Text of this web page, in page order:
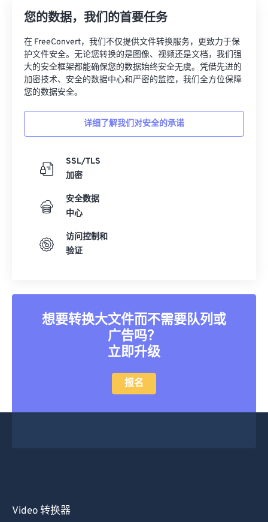
您的数据，我们的首要任务
在 FreeConvert，我们不仅提供文件转换服务，更致力于保
护文件安全。无论您转换的是图像、视频还是文档，我们强
大的安全框架都能确保您的数据始终安全无虞。凭借先进的
加密技术、安全的数据中心和严密的监控，我们全方位保障
您的数据安全。
详细了解我们对安全的承诺
SSL/TLS
加密
安全数据
中心
访问控制和
验证
想要转换大文件而不需要队列或
广告吗？
立即升级
报名
Video 转换器